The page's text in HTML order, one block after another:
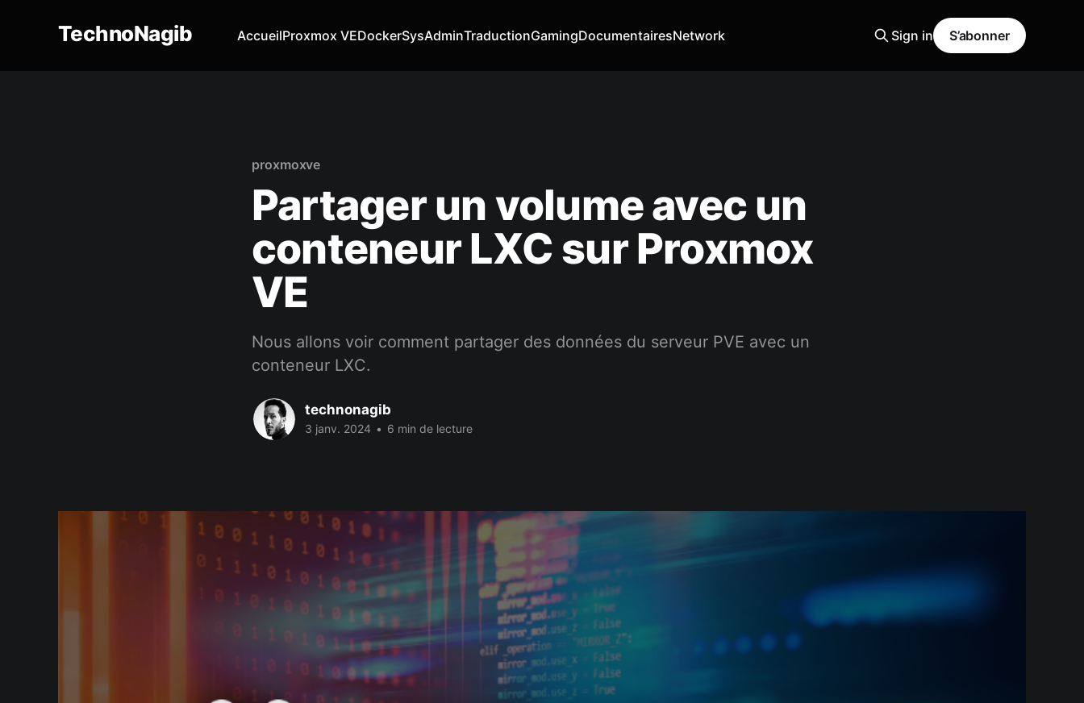
TechnoNagib AccueilProxmox VEDockerSysAdminTraductionGamingDocumentairesNetwork Sign in S’abonner
proxmoxve
Partager un volume avec un
conteneur LXC sur Proxmox
VE
Nous allons voir comment partager des données du serveur PVE avec un
conteneur LXC.
technonagib
3 janv. 2024 • 6 min de lecture